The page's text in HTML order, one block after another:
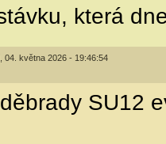
která
04. května 2026 - 19:46:54
SU12